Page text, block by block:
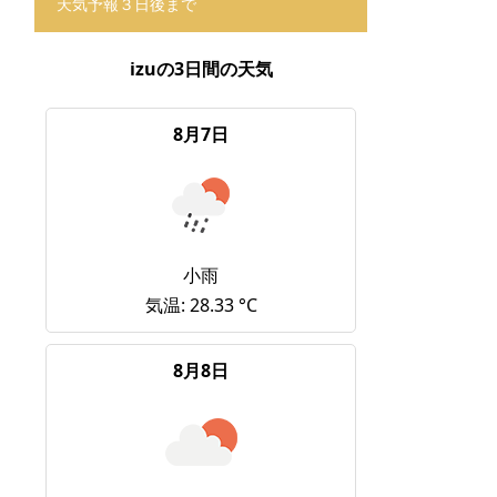
izuの3日間の天気
8月7日
小雨
気温: 28.33 °C
8月8日